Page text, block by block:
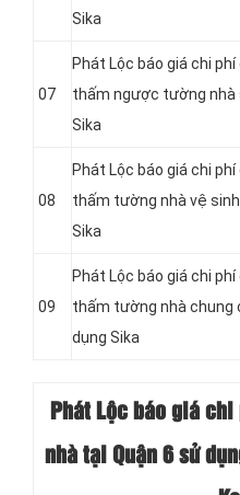
Sika
07
Phát Lộc báo giá chi phí
thấm ngược tường nhà
Sika
08
Phát Lộc báo giá chi phí
thấm tường nhà vệ
Sika
09
Phát Lộc báo giá chi phí
thấm tường nhà chung
dụng Sika
Phát Lộc báo giá
nhà tại Quận 6 sử